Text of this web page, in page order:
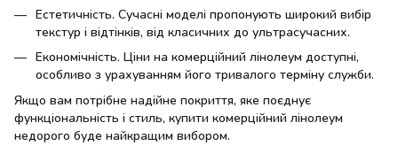
Естетичність. Сучасні моделі пропонують широкий вибір
текстур і відтінків, від класичних до ультрасучасних.
Економічність. Ціни на комерційний лінолеум доступні,
особливо з урахуванням його тривалого терміну служби.
Якщо вам потрібне надійне покриття, яке поєднує
функціональність і стиль, купити комерційний лінолеум
недорого буде найкращим вибором.